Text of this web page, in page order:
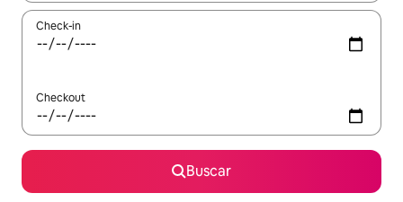
Check-in
Checkout
Buscar